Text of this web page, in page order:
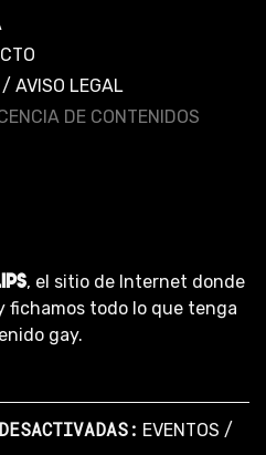
/ AVISO LEGAL
DE CONTENIDOS
, el sitio de Internet donde
fichamos todo lo que tenga
gay.
EVENTOS /